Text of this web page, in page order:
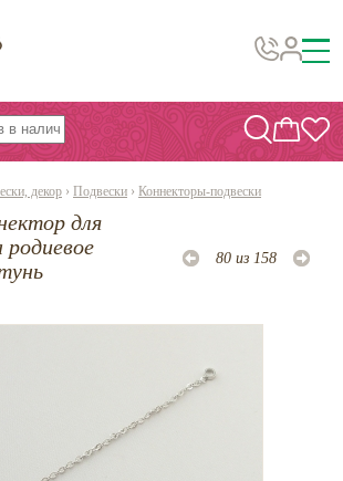
декор
и материалы
декор › Подвески › Коннекторы-подвески
для
родиевое
80 из 158